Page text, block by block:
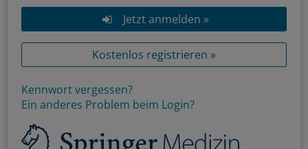
Jetzt anmelden »
Kostenlos registrieren »
Kennwort vergessen?
Ein anderes Problem beim Login?